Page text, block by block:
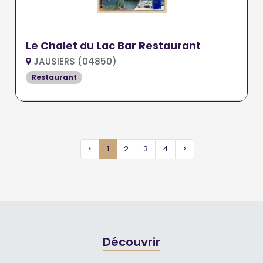
Le Chalet du Lac Bar Restaurant
JAUSIERS (04850)
Restaurant
< 1 2 3 4 >
Découvrir